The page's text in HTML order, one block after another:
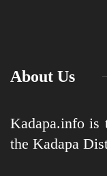
About Us
Kadapa.info is
the Kadapa